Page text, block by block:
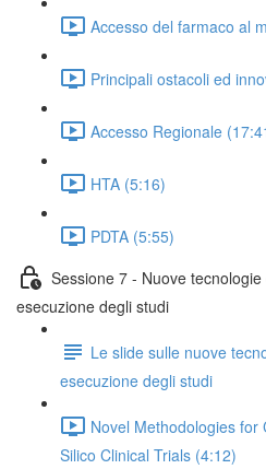
Accesso del farmaco al
Principali ostacoli ed
Accesso Regionale
HTA (5:16)
PDTA (5:55)
Sessione 7 - Nuove
esecuzione degli studi
Le slide sulle nuove
esecuzione degli studi
Novel Methodologies for
Silico Clinical Trials (4:12)